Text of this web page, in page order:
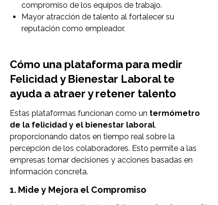
compromiso de los equipos de trabajo.
Mayor atracción de talento al fortalecer su
reputación como empleador.
Cómo una plataforma para medir
Felicidad y Bienestar Laboral te
ayuda a atraer y retener talento
Estas plataformas funcionan como un termómetro
de la felicidad y el bienestar laboral,
proporcionando datos en tiempo real sobre la
percepción de los colaboradores. Esto permite a las
empresas tomar decisiones y acciones basadas en
información concreta.
1. Mide y Mejora el Compromiso